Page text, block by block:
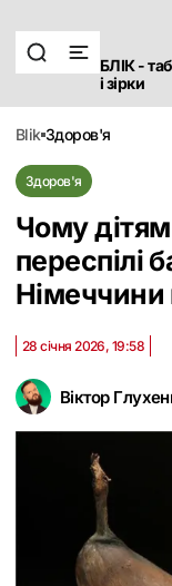
БЛІК -
і зірки
blik здоров'я
Здоров'я
Чому
переспілі
Німеччини
Віктор
28 січня 2026, 19:58